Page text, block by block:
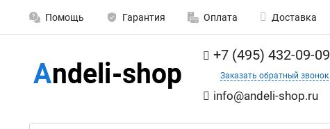
Помощь Гарантия Оплата Доставка
+7 (495) 432-09-09
Заказать обратный звонок
info@andeli-shop.ru